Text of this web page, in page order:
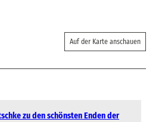
Auf der Karte anschauen
zu den schönsten Enden der